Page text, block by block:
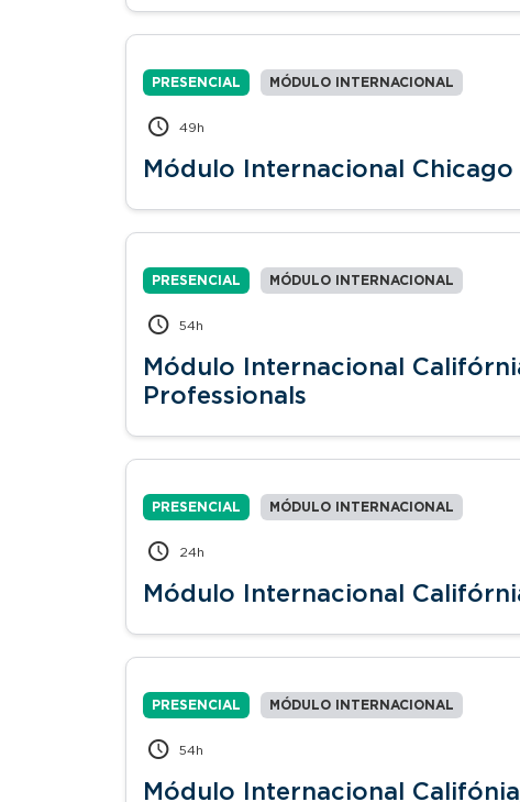
PRESENCIAL MÓDULO INTERNACIONAL
49h
Módulo Internacional
PRESENCIAL MÓDULO INTERNACIONAL
54h
Módulo Internacional
Professionals
PRESENCIAL MÓDULO INTERNACIONAL
24h
Módulo Internacional
PRESENCIAL MÓDULO INTERNACIONAL
54h
Módulo Internacional